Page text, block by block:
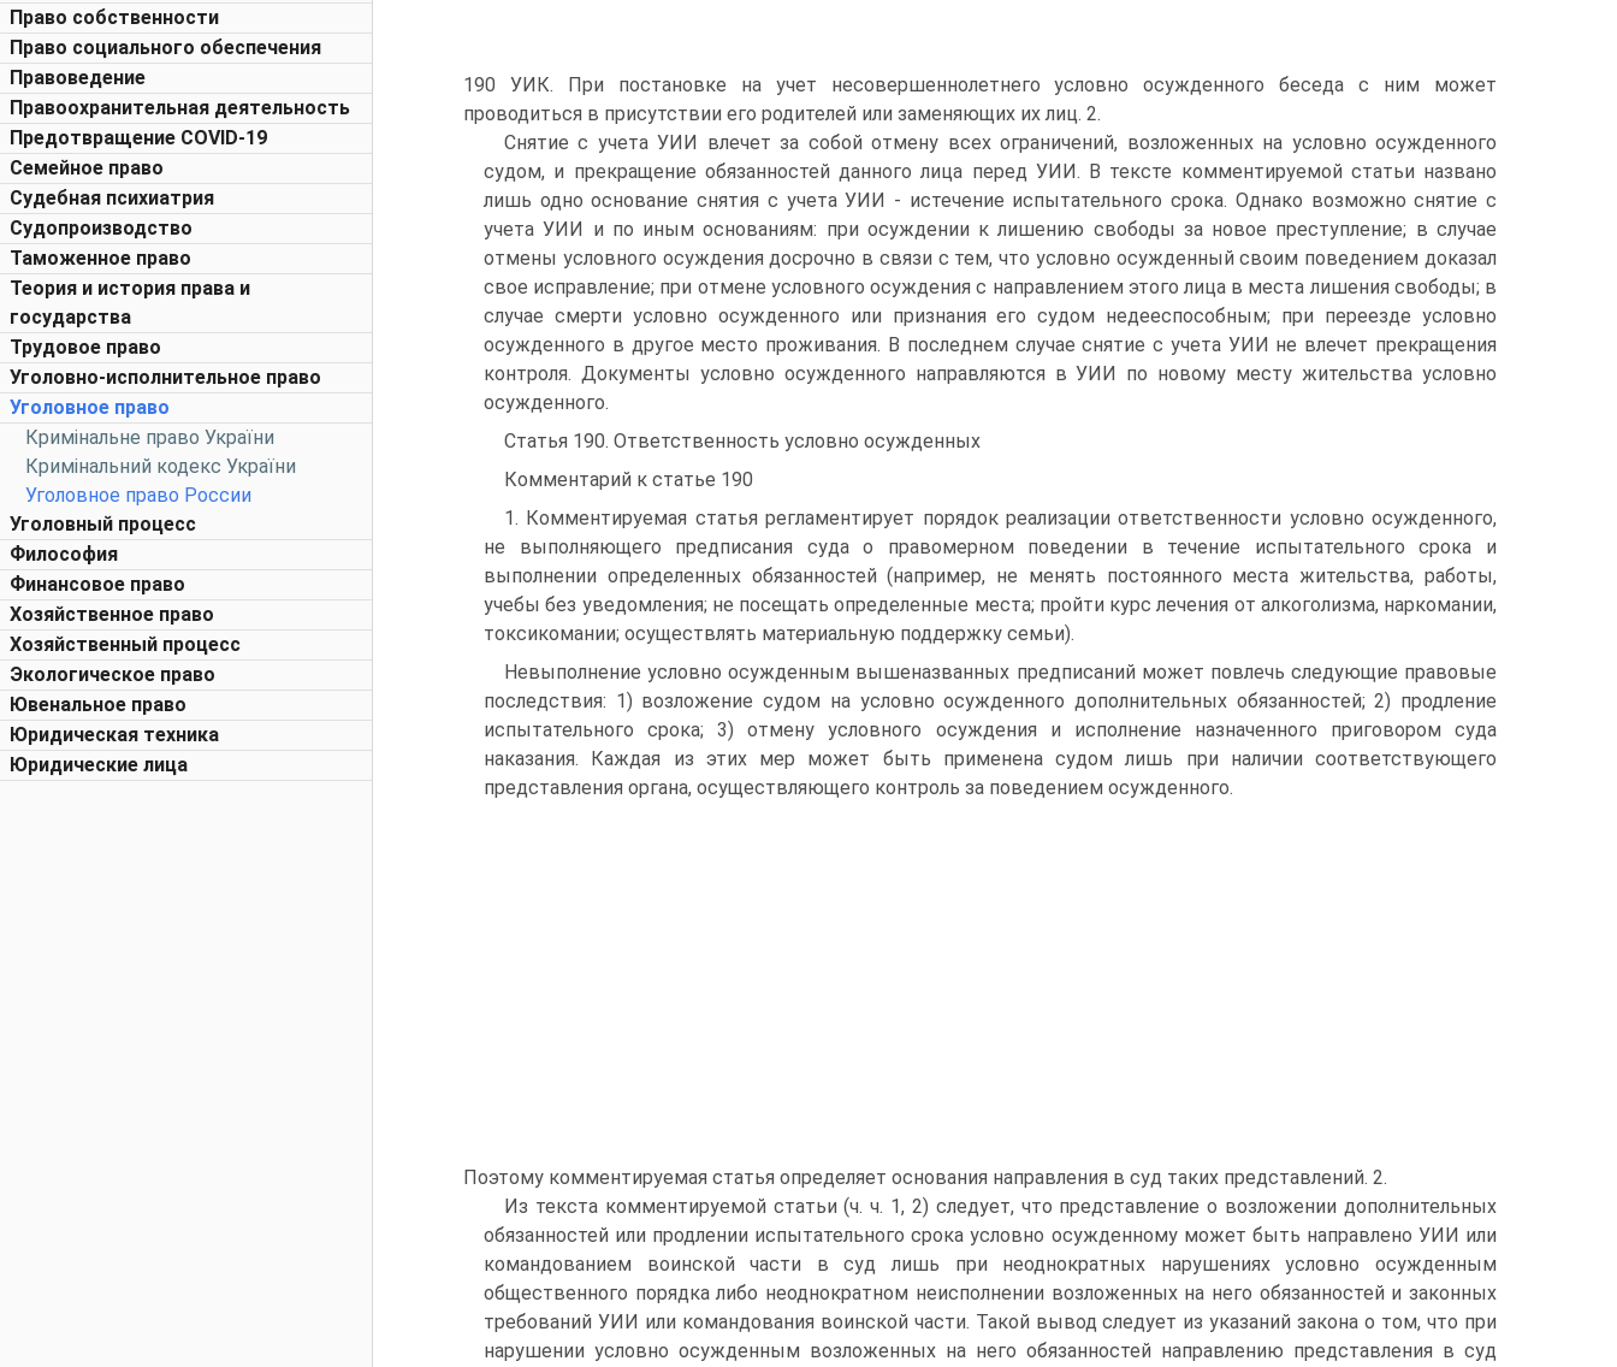
Право собственности
Право социального обеспечения
Правоведение
Правоохранительная деятельность
Предотвращение COVID-19
Семейное право
Судебная психиатрия
Судопроизводство
Таможенное право
Теория и история права и
государства
Трудовое право
Уголовно-исполнительное право
Уголовное право
Кримінальне право України
Кримінальний кодекс України
Уголовное право России
Уголовный процесс
Философия
Финансовое право
Хозяйственное право
Хозяйственный процесс
Экологическое право
Ювенальное право
Юридическая техника
Юридические лица
190 УИК. При постановке на учет несовершеннолетнего условно осужденного беседа с ним может
проводиться в присутствии его родителей или заменяющих их лиц. 2.
Снятие с учета УИИ влечет за собой отмену всех ограничений, возложенных на условно осужденного
судом, и прекращение обязанностей данного лица перед УИИ. В тексте комментируемой статьи названо
лишь одно основание снятия с учета УИИ - истечение испытательного срока. Однако возможно снятие с
учета УИИ и по иным основаниям: при осуждении к лишению свободы за новое преступление; в случае
отмены условного осуждения досрочно в связи с тем, что условно осужденный своим поведением доказал
свое исправление; при отмене условного осуждения с направлением этого лица в места лишения свободы; в
случае смерти условно осужденного или признания его судом недееспособным; при переезде условно
осужденного в другое место проживания. В последнем случае снятие с учета УИИ не влечет прекращения
контроля. Документы условно осужденного направляются в УИИ по новому месту жительства условно
осужденного.
Статья 190. Ответственность условно осужденных
Комментарий к статье 190
1. Комментируемая статья регламентирует порядок реализации ответственности условно осужденного,
не выполняющего предписания суда о правомерном поведении в течение испытательного срока и
выполнении определенных обязанностей (например, не менять постоянного места жительства, работы,
учебы без уведомления; не посещать определенные места; пройти курс лечения от алкоголизма, наркомании,
токсикомании; осуществлять материальную поддержку семьи).
Невыполнение условно осужденным вышеназванных предписаний может повлечь следующие правовые
последствия: 1) возложение судом на условно осужденного дополнительных обязанностей; 2) продление
испытательного срока; 3) отмену условного осуждения и исполнение назначенного приговором суда
наказания. Каждая из этих мер может быть применена судом лишь при наличии соответствующего
представления органа, осуществляющего контроль за поведением осужденного.
Поэтому комментируемая статья определяет основания направления в суд таких представлений. 2.
Из текста комментируемой статьи (ч. ч. 1, 2) следует, что представление о возложении дополнительных
обязанностей или продлении испытательного срока условно осужденному может быть направлено УИИ или
командованием воинской части в суд лишь при неоднократных нарушениях условно осужденным
общественного порядка либо неоднократном неисполнении возложенных на него обязанностей и законных
требований УИИ или командования воинской части. Такой вывод следует из указаний закона о том, что при
нарушении условно осужденным возложенных на него обязанностей направлению представления в суд